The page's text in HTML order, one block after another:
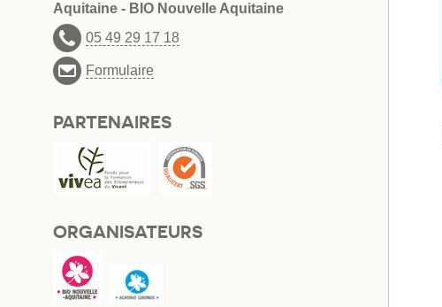
Aquitaine - BIO Nouvelle Aquitaine
05 49 29 17 18
Formulaire
PARTENAIRES
ORGANISATEURS